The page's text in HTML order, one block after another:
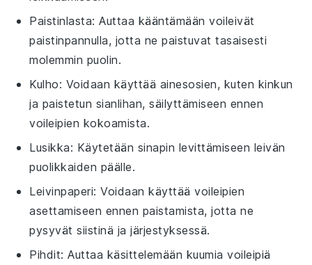
Paistinlasta: Auttaa kääntämään voileivät
paistinpannulla, jotta ne paistuvat tasaisesti
molemmin puolin.
Kulho: Voidaan käyttää ainesosien, kuten kinkun
ja paistetun sianlihan, säilyttämiseen ennen
voileipien kokoamista.
Lusikka: Käytetään sinapin levittämiseen leivän
puolikkaiden päälle.
Leivinpaperi: Voidaan käyttää voileipien
asettamiseen ennen paistamista, jotta ne
pysyvät siistinä ja järjestyksessä.
Pihdit: Auttaa käsittelemään kuumia voileipiä